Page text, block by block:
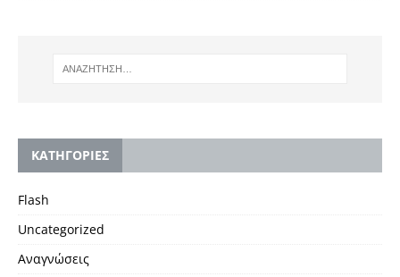
KΑΤΗΓΟΡΙΕΣ
Flash
Uncategorized
Αναγνώσεις